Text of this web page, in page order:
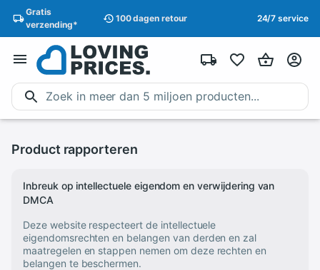
Gratis
verzending*
100 dagen retour 24/7 service
Product rapporteren
Inbreuk op intellectuele eigendom en verwijdering van
DMCA
Deze website respecteert de intellectuele
eigendomsrechten en belangen van derden en zal
maatregelen en stappen nemen om deze rechten en
belangen te beschermen.